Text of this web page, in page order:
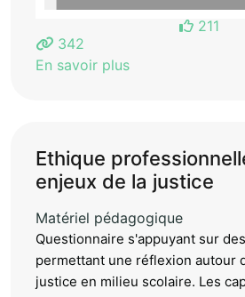
211
342
En savoir plus
Ethique
enjeux de la justice
Matériel pédagogique
Questionnaire s'appuyant sur
permettant une réflexion autour
justice en milieu scolaire. Les